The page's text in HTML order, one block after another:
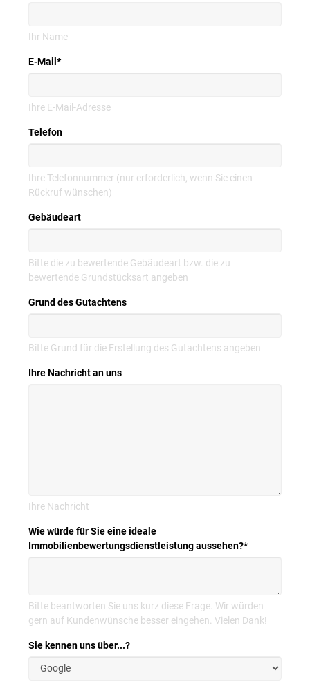
Ihr Name
E-Mail *
Ihre E-Mail-Adresse
Telefon
Ihre Telefonnummer (nur erforderlich, wenn Sie einen
Rückruf wünschen)
Gebäudeart
Bitte die zu bewertende Gebäudeart bzw. die zu
bewertende Grundstücksart angeben
Grund des Gutachtens
Bitte Grund für die Erstellung des Gutachtens angeben
Ihre Nachricht an uns
Ihre Nachricht
Wie würde für Sie eine ideale
Immobilienbewertungsdienstleistung aussehen?*
Bitte beantworten Sie uns kurz diese Frage. Wir würden
gern auf Kundenwünsche besser eingehen. Vielen Dank!
Sie kennen uns über...?